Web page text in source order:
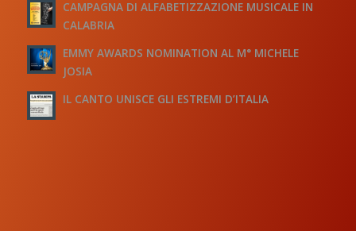
CAMPAGNA DI ALFABETIZZAZIONE MUSICALE IN
CALABRIA
EMMY AWARDS NOMINATION AL M° MICHELE
JOSIA
IL CANTO UNISCE GLI ESTREMI D’ITALIA